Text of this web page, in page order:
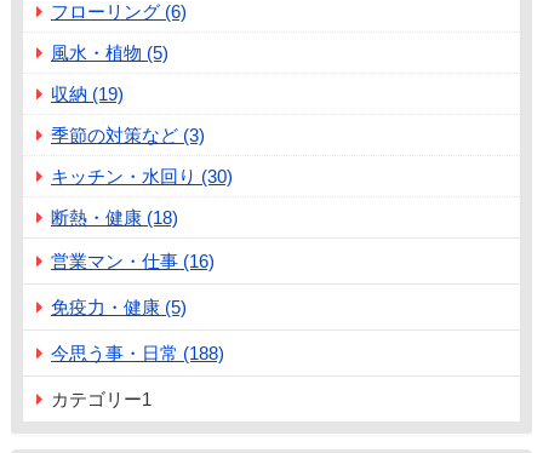
フローリング (6)
風水・植物 (5)
収納 (19)
季節の対策など (3)
キッチン・水回り (30)
断熱・健康 (18)
営業マン・仕事 (16)
免疫力・健康 (5)
今思う事・日常 (188)
カテゴリー1